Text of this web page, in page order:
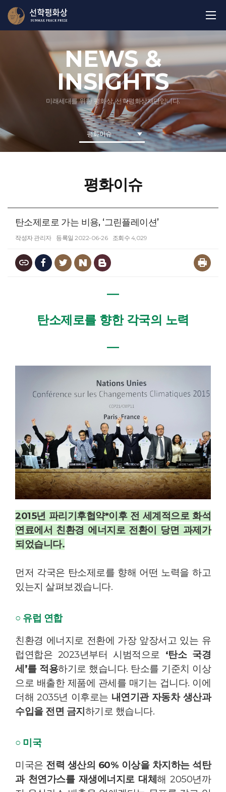
NEWS &
INSIGHTS
미래세대를 위한 평화상, 선학평화상재단입니다.
평화이슈
평화이슈
탄소제로로 가는 비용, ‘그린플레이션’
작성자 관리자 등록일 2022-06-26 조회수 4,029
―
탄소제로를 향한 각국의 노력
―
2015년 파리기후협약*이후 전 세계적으로 화석
연료에서 친환경 에너지로 전환이 당면 과제가
되었습니다.
먼저 각국은 탄소제로를 향해 어떤 노력을 하고
있는지 살펴보겠습니다.
○ 유럽 연합
친환경 에너지로 전환에 가장 앞장서고 있는 유
럽연합은 2023년부터 시범적으로 ‘탄소 국경
세’를 적용하기로 했습니다. 탄소를 기준치 이상
으로 배출한 제품에 관세를 매기는 겁니다. 이에
더해 2035년 이후로는 내연기관 자동차 생산과
수입을 전면 금지 하기로 했습니다.
○ 미국
미국은 전력 생산의 60% 이상을 차지하는 석탄
과 천연가스를 재생에너지로 대체해 2050년까